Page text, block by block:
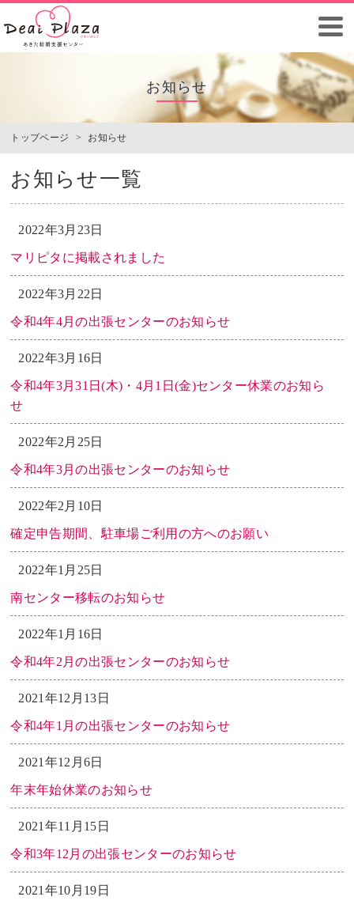
お知らせ
トップページ > お知らせ
お知らせ一覧
2022年3月23日
マリピタに掲載されました
2022年3月22日
令和4年4月の出張センターのお知らせ
2022年3月16日
令和4年3月31日(木)・4月1日(金)センター休業のお知ら
せ
2022年2月25日
令和4年3月の出張センターのお知らせ
2022年2月10日
確定申告期間、駐車場ご利用の方へのお願い
2022年1月25日
南センター移転のお知らせ
2022年1月16日
令和4年2月の出張センターのお知らせ
2021年12月13日
令和4年1月の出張センターのお知らせ
2021年12月6日
年末年始休業のお知らせ
2021年11月15日
令和3年12月の出張センターのお知らせ
2021年10月19日